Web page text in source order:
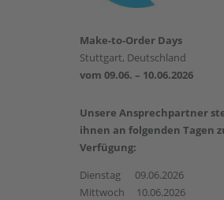
Make-to-Order Days
Stuttgart, Deutschland
vom 09.06. – 10.06.2026
Unsere Ansprechpartner
ihnen an folgenden Tagen
Verfügung:
Dienstag 09.06.2026
Mittwoch 10.06.2026